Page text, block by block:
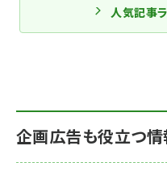
人気記事
企画広告も役立つ情